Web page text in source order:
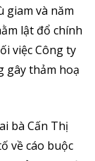
giam và năm
lật đổ chính
việc Công ty
gây thảm hoạ
bà Cấn Thị
về cáo buộc